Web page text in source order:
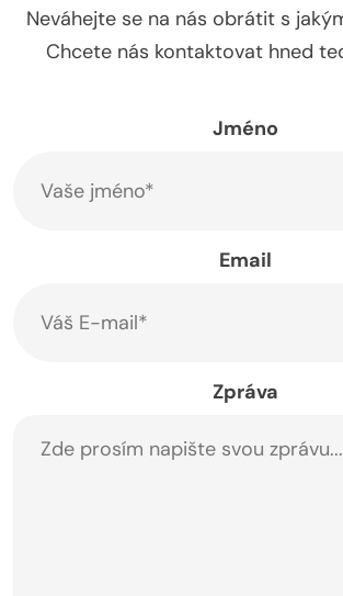
Neváhejte se na nás obrátit s
Chcete nás kontaktovat hned
Jméno
Email
Zpráva